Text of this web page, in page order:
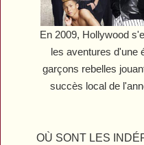
En 2009, Hollywood
les aventures d'une
garçons rebelles
succès local de
OÙ SONT LES